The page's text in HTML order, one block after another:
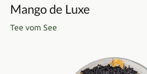
Mango de Luxe
Tee vom See
Bildergalerie überspringen